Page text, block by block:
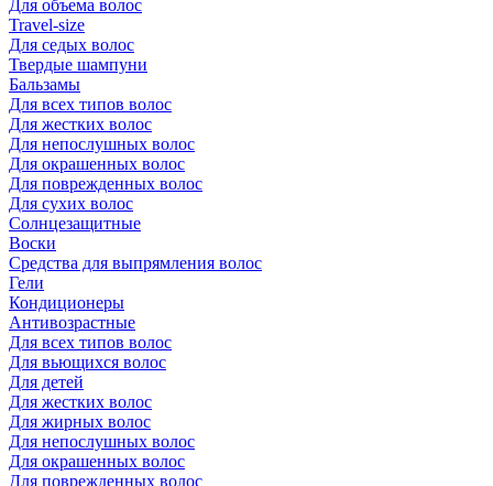
Для объема волос
Travel-size
Для седых волос
Твердые шампуни
Бальзамы
Для всех типов волос
Для жестких волос
Для непослушных волос
Для окрашенных волос
Для поврежденных волос
Для сухих волос
Солнцезащитные
Воски
Средства для выпрямления волос
Гели
Кондиционеры
Антивозрастные
Для всех типов волос
Для вьющихся волос
Для детей
Для жестких волос
Для жирных волос
Для непослушных волос
Для окрашенных волос
Для поврежденных волос